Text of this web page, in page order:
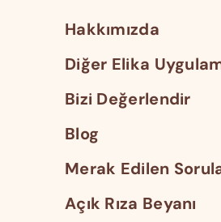
Hakkımızda
Diğer Elika
Bizi Değerlendir
Blog
Merak Edilen
Açık Rıza Beyanı